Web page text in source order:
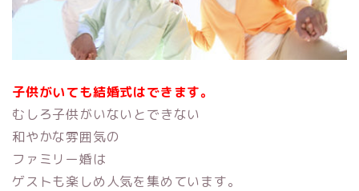
子供がいても結婚式はできます。
むしろ子供がいないとできない
和やかな雰囲気の
ファミリー婚は
ゲストも楽しめ人気を集めています。